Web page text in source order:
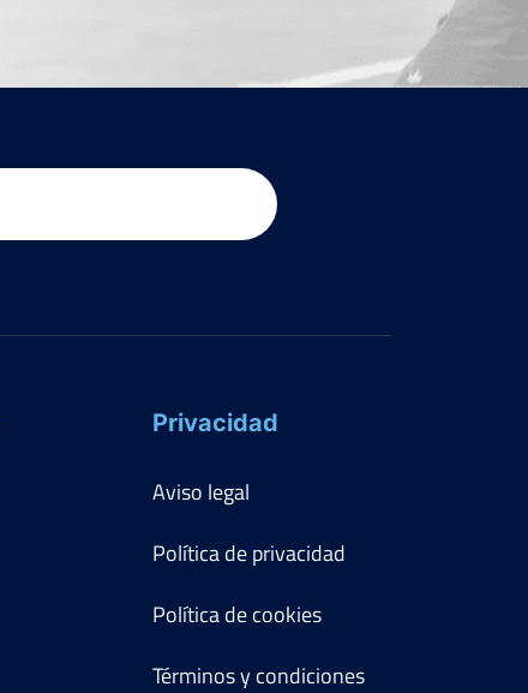
Privacidad
Aviso legal
Política de privacidad
Política de cookies
Términos y condiciones